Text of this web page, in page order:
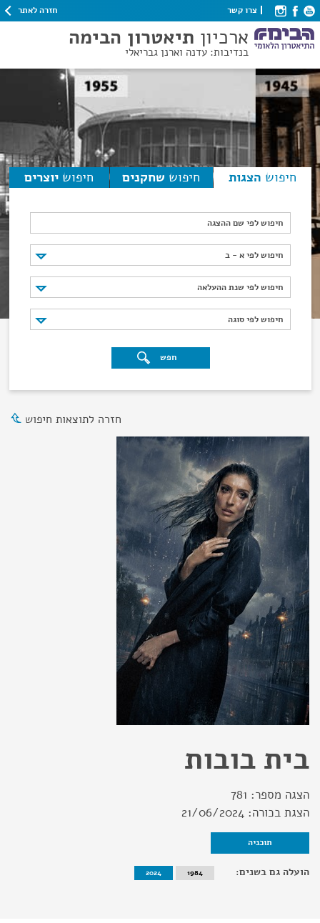
צרו קשר חזרה לאתר
ארכיון תיאטרון הבימה
בנדיבות: עדנה וארנן גבריאלי
חיפוש הצגות חיפוש שחקנים חיפוש יוצרים
חיפוש לפי שם ההצגה
חיפוש לפי א - ב
חיפוש לפי א - ב
חיפוש לפי שנת ההעלאה
חיפוש לפי שנת ההעלאה
חיפוש לפי סוגה
חיפוש לפי סוגה
חפש
חזרה לתוצאות חיפוש
בית בובות
הצגה מספר: 781
הצגת בכורה: 21/06/2024
תוכניה
הועלה גם בשנים: 1984
2024